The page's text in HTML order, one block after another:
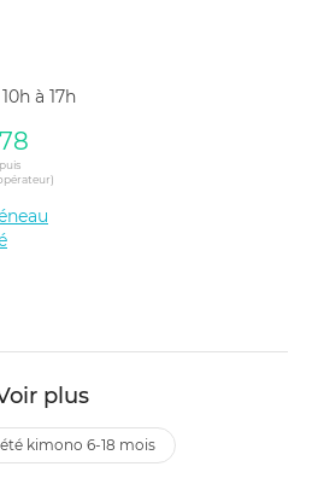
à 17h
plus
été kimono 6-18 mois